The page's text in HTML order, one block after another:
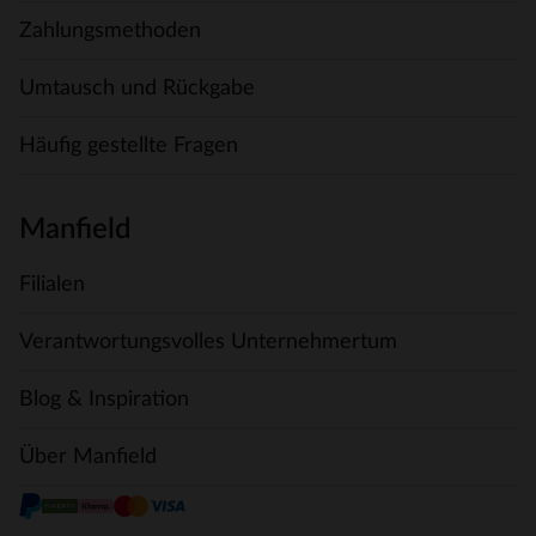
Zahlungsmethoden
Umtausch und Rückgabe
Häufig gestellte Fragen
Manfield
Filialen
Verantwortungsvolles Unternehmertum
Blog & Inspiration
Über Manfield